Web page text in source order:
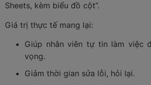
Sheets, kèm biểu đồ cột”.
Giá trị thực tế mang lại:
Giúp nhân viên tự tin làm việc
vọng.
Giảm thời gian sửa lỗi, hỏi lại.